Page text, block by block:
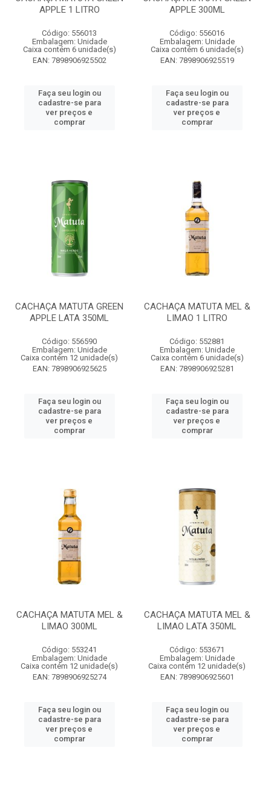
APPLE 1 LITRO
Código: 556013
Embalagem: Unidade
Caixa contém 6 unidade(s)
EAN: 7898906925502
Faça seu login ou
cadastre-se para
ver preços e
comprar
APPLE 300ML
Código: 556016
Embalagem: Unidade
Caixa contém 6 unidade(s)
EAN: 7898906925519
Faça seu login ou
cadastre-se para
ver preços e
comprar
CACHAÇA MATUTA GREEN
APPLE LATA 350ML
Código: 556590
Embalagem: Unidade
Caixa contém 12 unidade(s)
EAN: 7898906925625
Faça seu login ou
cadastre-se para
ver preços e
comprar
CACHAÇA MATUTA MEL &
LIMAO 1 LITRO
Código: 552881
Embalagem: Unidade
Caixa contém 6 unidade(s)
EAN: 7898906925281
Faça seu login ou
cadastre-se para
ver preços e
comprar
CACHAÇA MATUTA MEL &
LIMAO 300ML
Código: 553241
Embalagem: Unidade
Caixa contém 12 unidade(s)
EAN: 7898906925274
Faça seu login ou
cadastre-se para
ver preços e
comprar
CACHAÇA MATUTA MEL &
LIMAO LATA 350ML
Código: 553671
Embalagem: Unidade
Caixa contém 12 unidade(s)
EAN: 7898906925601
Faça seu login ou
cadastre-se para
ver preços e
comprar